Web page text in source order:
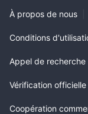
À propos de nous
Conditions
Appel de recherche
Vérification officielle
Coopération